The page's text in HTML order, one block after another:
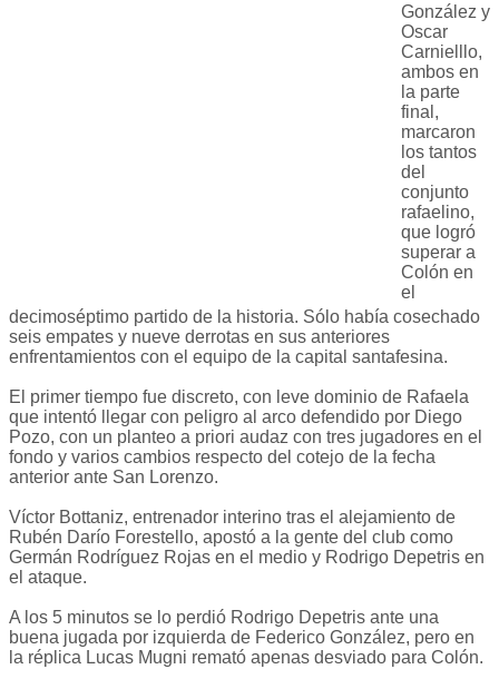
González y
Oscar
Carnielllo,
ambos en
la parte
final,
marcaron
los tantos
del
conjunto
rafaelino,
que logró
superar a
Colón en
el
decimoséptimo partido de la historia. Sólo había cosechado
seis empates y nueve derrotas en sus anteriores
enfrentamientos con el equipo de la capital santafesina.
El primer tiempo fue discreto, con leve dominio de Rafaela
que intentó llegar con peligro al arco defendido por Diego
Pozo, con un planteo a priori audaz con tres jugadores en el
fondo y varios cambios respecto del cotejo de la fecha
anterior ante San Lorenzo.
Víctor Bottaniz, entrenador interino tras el alejamiento de
Rubén Darío Forestello, apostó a la gente del club como
Germán Rodríguez Rojas en el medio y Rodrigo Depetris en
el ataque.
A los 5 minutos se lo perdió Rodrigo Depetris ante una
buena jugada por izquierda de Federico González, pero en
la réplica Lucas Mugni remató apenas desviado para Colón.